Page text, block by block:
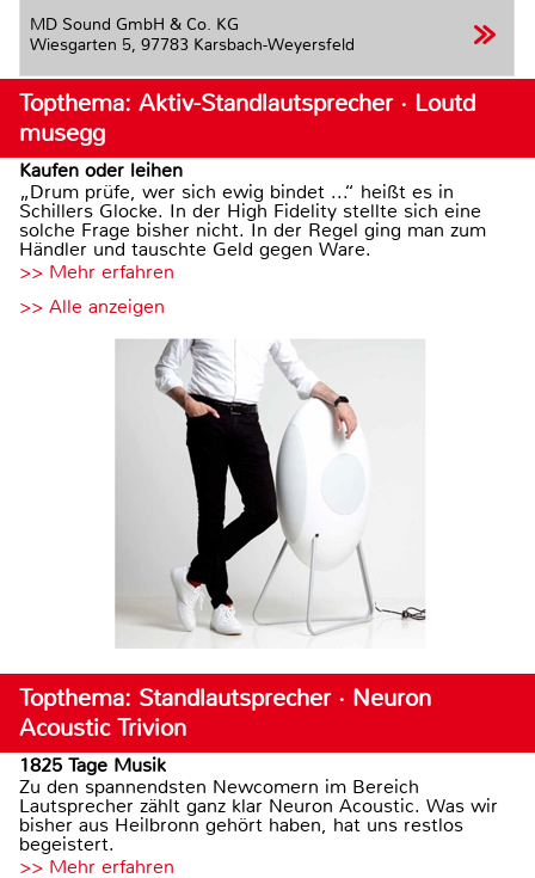
MD Sound GmbH & Co. KG
Wiesgarten 5, 97783 Karsbach-Weyersfeld
Topthema: Aktiv-Standlautsprecher · Loutd
musegg
Kaufen oder leihen
„Drum prüfe, wer sich ewig bindet ...“ heißt es in
Schillers Glocke. In der High Fidelity stellte sich eine
solche Frage bisher nicht. In der Regel ging man zum
Händler und tauschte Geld gegen Ware.
>> Mehr erfahren
>> Alle anzeigen
Topthema: Standlautsprecher · Neuron
Acoustic Trivion
1825 Tage Musik
Zu den spannendsten Newcomern im Bereich
Lautsprecher zählt ganz klar Neuron Acoustic. Was wir
bisher aus Heilbronn gehört haben, hat uns restlos
begeistert.
>> Mehr erfahren